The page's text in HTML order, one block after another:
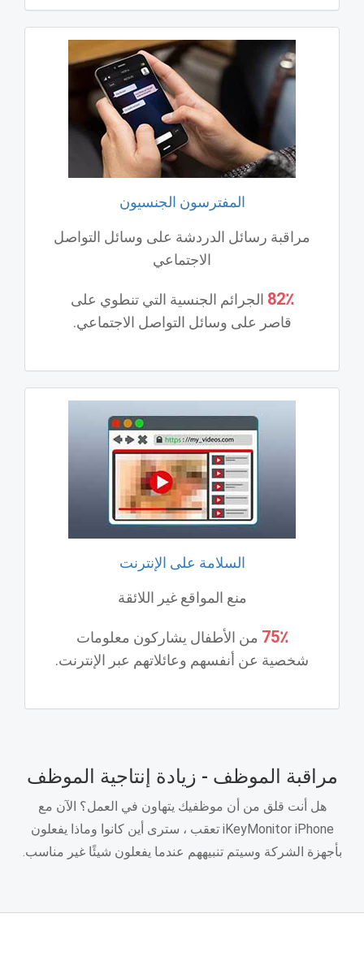
المفترسون الجنسيون
مراقبة رسائل الدردشة على وسائل التواصل
الاجتماعي
82٪ الجرائم الجنسية التي تنطوي على
قاصر على وسائل التواصل الاجتماعي.
السلامة على الإنترنت
منع المواقع غير اللائقة
75٪ من الأطفال يشاركون معلومات
شخصية عن أنفسهم وعائلاتهم عبر الإنترنت.
مراقبة الموظف - زيادة إنتاجية الموظف
هل أنت قلق من أن موظفيك يتهاون في العمل؟ الآن مع
iKeyMonitor iPhone تعقب ، سترى أين كانوا وماذا يفعلون
بأجهزة الشركة وسيتم تنبيههم عندما يفعلون شيئًا غير مناسب.